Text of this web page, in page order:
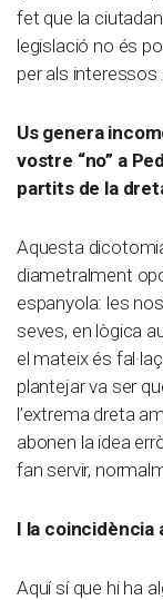
fet que la
legislació no és
per als interessos
Us genera
vostre “no” a
partits de la
Aquesta
diametralment
espanyola: les
seves, en lògica
el mateix és
plantejar va ser
l’extrema dreta
abonen la idea
fan servir,
I la coincidència
Aquí sí que hi ha